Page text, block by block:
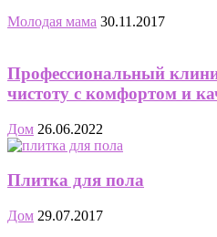
Молодая мама 30.11.2017
Профессиональный
чистоту с комфортом и
Дом 26.06.2022
Плитка для пола
Дом 29.07.2017